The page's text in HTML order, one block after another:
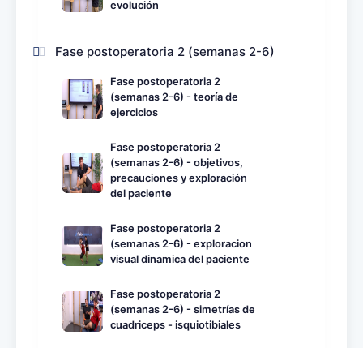
evolución
Fase postoperatoria 2 (semanas 2-6)
Fase postoperatoria 2
(semanas 2-6) - teoría de
ejercicios
Fase postoperatoria 2
(semanas 2-6) - objetivos,
precauciones y exploración
del paciente
Fase postoperatoria 2
(semanas 2-6) - exploracion
visual dinamica del paciente
Fase postoperatoria 2
(semanas 2-6) - simetrías de
cuadriceps - isquiotibiales